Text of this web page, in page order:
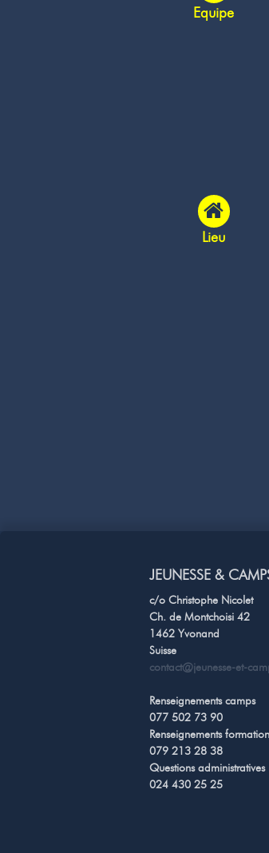
Equipe
Lieu
JEUNESSE &
c/o Christophe Nicolet
Ch. de Montchoisi 42
1462 Yvonand
Suisse
contact@jeunesse-et-
Renseignements camps
077 502 73 90
Renseignements
079 213 28 38
Questions administratives
024 430 25 25